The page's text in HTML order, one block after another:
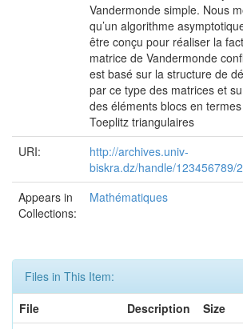
Vandermonde simple. Nous
qu’un algorithme
être conçu pour réaliser la
matrice de Vandermonde
est basé sur la structure de
par ce type des matrices et
des éléments blocs en
Toeplitz triangulaires
URI:
http://archives.univ-
biskra.dz/handle/123456789/
Appears in
Collections:
Mathématiques
Files in This Item:
File
Description Size